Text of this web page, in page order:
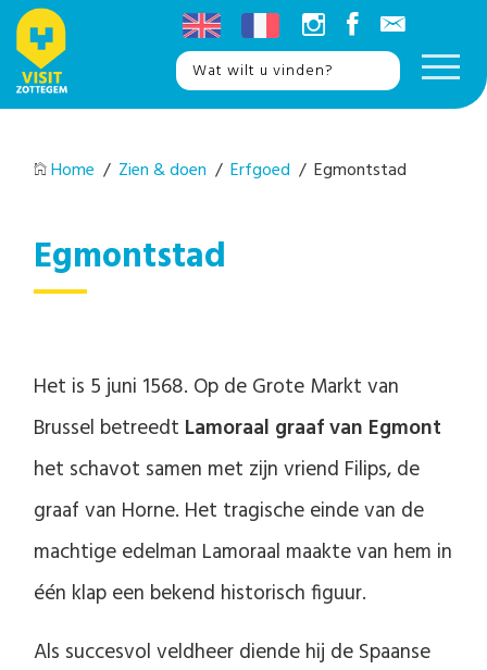
Home / Zien & doen / Erfgoed / Egmontstad
Egmontstad
Het is 5 juni 1568. Op de Grote Markt van
Brussel betreedt Lamoraal graaf van Egmont
het schavot samen met zijn vriend Filips, de
graaf van Horne. Het tragische einde van de
machtige edelman Lamoraal maakte van hem in
één klap een bekend historisch figuur.
Als succesvol veldheer diende hij de Spaanse